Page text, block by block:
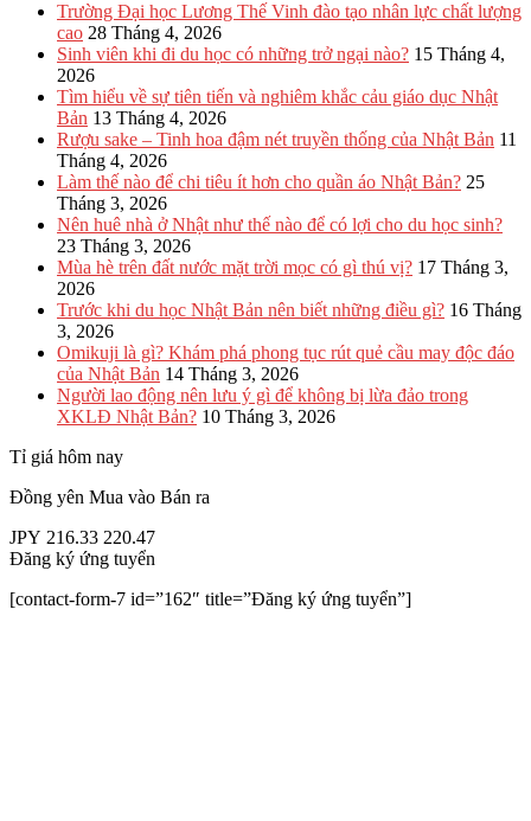
Trường Đại học Lương Thế Vinh đào tạo nhân lực chất lượng
cao 28 Tháng 4, 2026
Sinh viên khi đi du học có những trở ngại nào? 15 Tháng 4,
2026
Tìm hiểu về sự tiên tiến và nghiêm khắc cảu giáo dục Nhật
Bản 13 Tháng 4, 2026
Rượu sake – Tinh hoa đậm nét truyền thống của Nhật Bản 11
Tháng 4, 2026
Làm thế nào để chi tiêu ít hơn cho quần áo Nhật Bản? 25
Tháng 3, 2026
Nên huê nhà ở Nhật như thế nào để có lợi cho du học sinh?
23 Tháng 3, 2026
Mùa hè trên đất nước mặt trời mọc có gì thú vị? 17 Tháng 3,
2026
Trước khi du học Nhật Bản nên biết những điều gì? 16 Tháng
3, 2026
Omikuji là gì? Khám phá phong tục rút quẻ cầu may độc đáo
của Nhật Bản 14 Tháng 3, 2026
Người lao động nên lưu ý gì để không bị lừa đảo trong
XKLĐ Nhật Bản? 10 Tháng 3, 2026
Tỉ giá hôm nay
Đồng yên Mua vào Bán ra
JPY 216.33 220.47
Đăng ký ứng tuyển
[contact-form-7 id=”162″ title=”Đăng ký ứng tuyển”]